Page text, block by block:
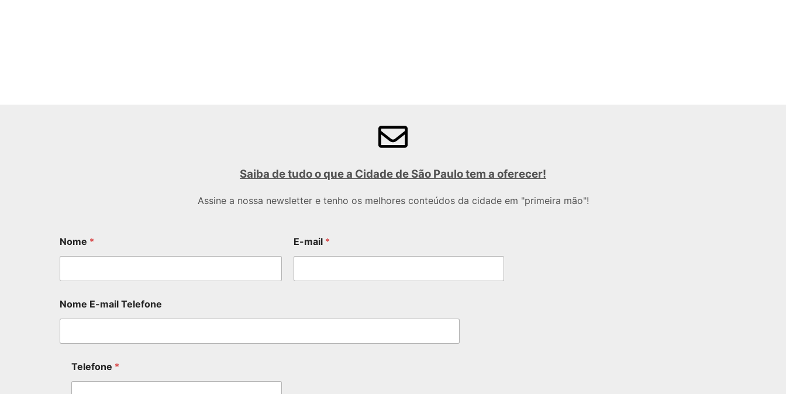
Saiba de tudo o que a Cidade de São Paulo tem a oferecer!
Assine a nossa newsletter e tenho os melhores conteúdos da cidade em "primeira mão"!
Nome * E-mail *
Nome E-mail Telefone
Telefone *